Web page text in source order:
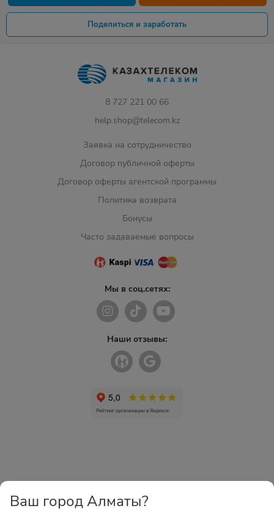
Поделиться и заработать
8 727 221 00 66
help.shop@telecom.kz
Заявка на сотрудничество
Договор публичной оферты
Договор оферты агентской программы
Политика возврата
Бонусы
Часто задаваемые вопросы
Мы в соц.сетях:
Наши отзывы:
Ваш город Алматы?